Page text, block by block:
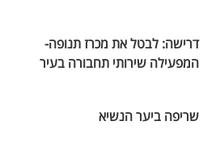
דרישה: לבטל את מכרז תנופה-
המפעילה שירותי תחבורה בעיר
שריפה ביער הנשיא